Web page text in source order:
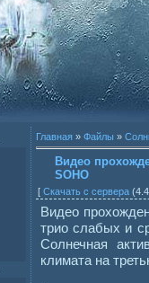
Главная » Файлы »
Видео
SOHO
[ Скачать с сервера
Видео
трио слабых и
Солнечная
климата на